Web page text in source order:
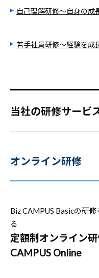
自己理解研修～自身の成
若手社員研修～経験を成
当社の研修サービ
オンライン研修
Biz CAMPUS Basicの研
る
定額制オンライン
CAMPUS Online